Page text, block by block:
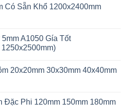
Có Sẵn Khổ 1200x2400mm
A1050 Gía Tốt
20x20mm 30x30mm 40x40mm
Đặc Phi 120mm 150mm 180mm